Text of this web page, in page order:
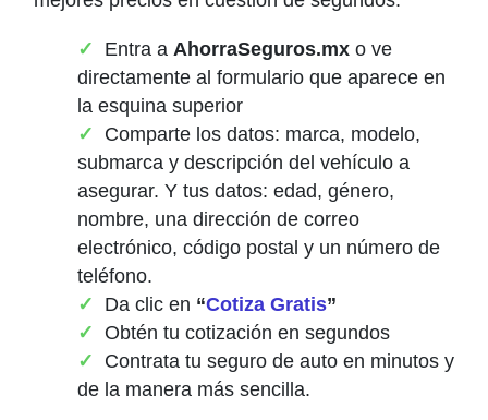
Entra a AhorraSeguros.mx o ve
directamente al formulario que aparece en
la esquina superior
Comparte los datos: marca, modelo,
submarca y descripción del vehículo a
asegurar. Y tus datos: edad, género,
nombre, una dirección de correo
electrónico, código postal y un número de
teléfono.
Da clic en “Cotiza Gratis”
Obtén tu cotización en segundos
Contrata tu seguro de auto en minutos y
de la manera más sencilla.